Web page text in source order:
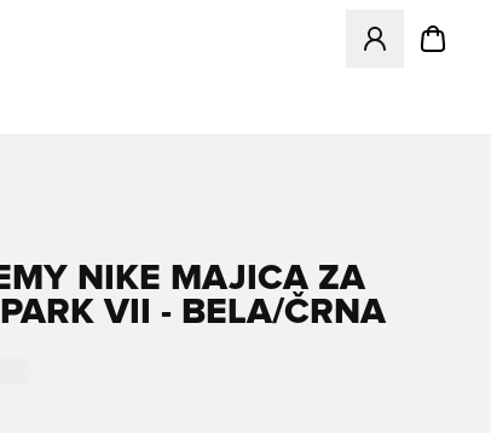
Odpre Modal
NIKE MAJICA ZA
VII - BELA/ČRNA